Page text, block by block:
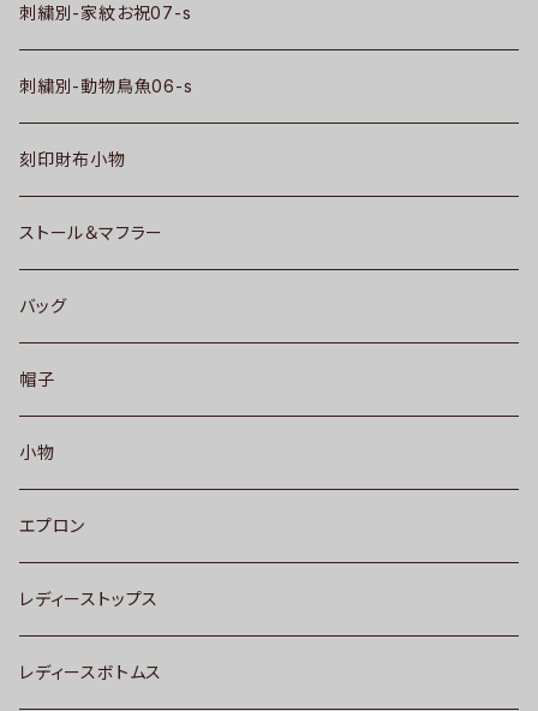
刺繍別-家紋お祝07-s
刺繍別-動物鳥魚06-s
刻印財布小物
ストール＆マフラー
バッグ
帽子
小物
エプロン
レディーストップス
レディースボトムス